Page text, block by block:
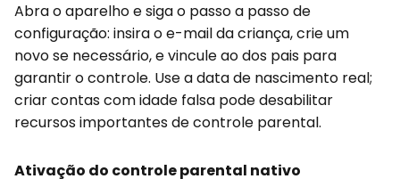
Abra o aparelho e siga o passo a passo de
configuração: insira o e-mail da criança, crie um
novo se necessário, e vincule ao dos pais para
garantir o controle. Use a data de nascimento real;
criar contas com idade falsa pode desabilitar
recursos importantes de controle parental.
Ativação do controle parental nativo